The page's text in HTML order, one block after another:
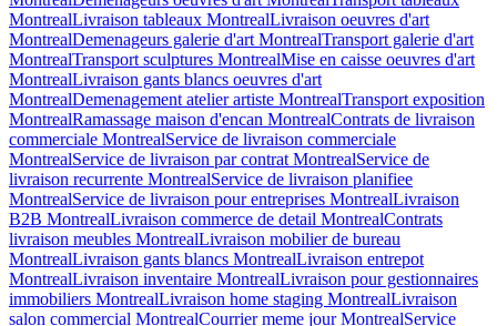
MontrealLivraison tableaux MontrealLivraison oeuvres d'art
MontrealDemenageurs galerie d'art MontrealTransport galerie d'art
MontrealTransport sculptures MontrealMise en caisse oeuvres d'art
MontrealLivraison gants blancs oeuvres d'art
MontrealDemenagement atelier artiste MontrealTransport exposition
MontrealRamassage maison d'encan MontrealContrats de livraison
commerciale MontrealService de livraison commerciale
MontrealService de livraison par contrat MontrealService de
livraison recurrente MontrealService de livraison planifiee
MontrealService de livraison pour entreprises MontrealLivraison
B2B MontrealLivraison commerce de detail MontrealContrats
livraison meubles MontrealLivraison mobilier de bureau
MontrealLivraison gants blancs MontrealLivraison entrepot
MontrealLivraison inventaire MontrealLivraison pour gestionnaires
immobiliers MontrealLivraison home staging MontrealLivraison
salon commercial MontrealCourrier meme jour MontrealService